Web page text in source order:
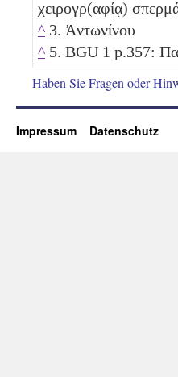
χειρογρ(αφίᾳ)
^ 3. Ἀντωνίνου
^ 5. BGU 1 p.357:
Haben Sie Fragen oder
Impressum Datenschutz